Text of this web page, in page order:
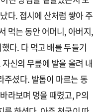
다. 접시에 산처럼 쌓아 주
먹는 동안 어머니, 아버지,
다. 다 먹고 배를 두들기
신의 무릎에 발을 올려 내
주셨다. 발톱이 마르는 동
라보며 멍을 때렸고, P의